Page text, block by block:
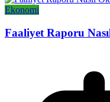
Ekonomi
Faaliyet Raporu